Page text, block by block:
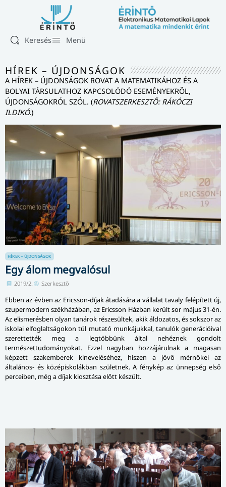
Keresés Menü
HÍREK – ÚJDONSÁGOK
A HÍREK – ÚJDONSÁGOK ROVAT A MATEMATIKÁHOZ ÉS A
BOLYAI TÁRSULATHOZ KAPCSOLÓDÓ ESEMÉNYEKRŐL,
ÚJDONSÁGOKRÓL SZÓL. (ROVATSZERKESZTŐ: RÁKÓCZI
ILDIKÓ.)
HÍREK – ÚJDONSÁGOK
Egy álom megvalósul
2019/2. Szerkesztő
Ebben az évben az Ericsson-díjak átadására a vállalat tavaly felépített új,
szupermodern székházában, az Ericsson Házban került sor május 31-én.
Az elismerésben olyan tanárok részesültek, akik áldozatos, és sokszor az
iskolai elfoglaltságokon túl mutató munkájukkal, tanulók generációival
szerettették meg a legtöbbünk által nehéznek gondolt
természettudományokat. Ezzel nagyban hozzájárulnak a magasan
képzett szakemberek kineveléséhez, hiszen a jövő mérnökei az
általános- és középiskolákban születnek. A fénykép az ünnepség első
perceiben, még a díjak kiosztása előtt készült.